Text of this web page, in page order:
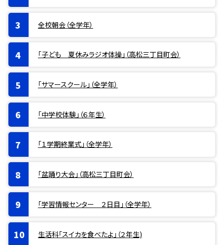
全校朝会（全学年）
「子ども 夏休みラジオ体操」（高松三丁目町会）
「サマースクール」（全学年）
「中学校体験」（６年生）
「１学期終業式」（全学年）
「盆踊り大会」（高松三丁目町会）
「学習情報センター ２日目」（全学年）
生活科「スイカを食べたよ」（２年生)